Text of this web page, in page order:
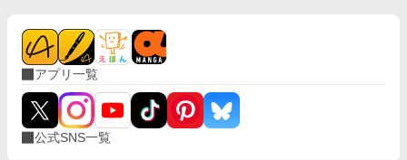
アプリ一覧
公式SNS一覧